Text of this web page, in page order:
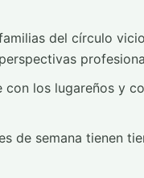
del círculo
los lugareños y
de semana tienen